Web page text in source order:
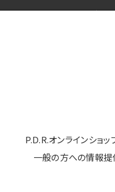
P.D.R.オンラインショ
一般の方への情報提